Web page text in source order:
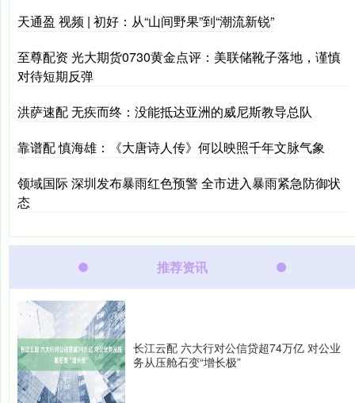
天通盈 视频 | 初好：从“山间野果”到“潮流新锐”
至尊配资 光大期货0730黄金点评：美联储靴子落地，谨慎
对待短期反弹
洪萨速配 无疾而终：没能抵达亚洲的威尼斯教导总队
靠谱配 慎海雄：《大唐诗人传》何以映照千年文脉气象
领域国际 深圳发布暴雨红色预警 全市进入暴雨紧急防御状
态
推荐资讯
长江云配 六大行对公信贷超74万亿 对公业
务从压舱石变“增长极”